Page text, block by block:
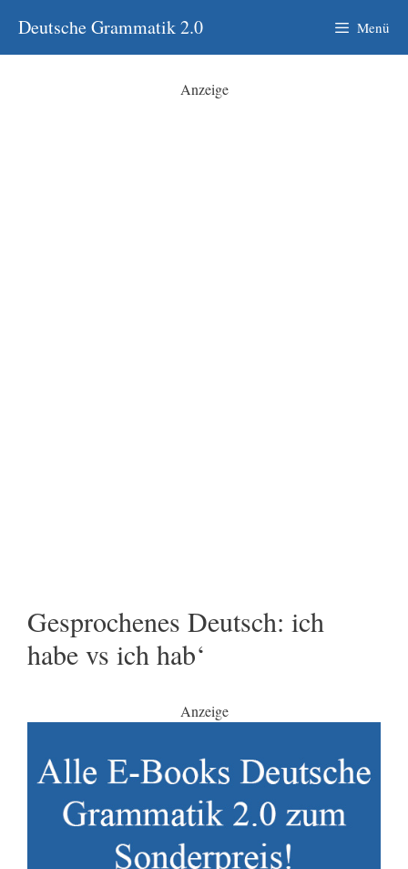
Inhalt
springen
Deutsche Grammatik 2.0 Menü
Anzeige
Gesprochenes Deutsch: ich
habe vs ich hab‘
Anzeige